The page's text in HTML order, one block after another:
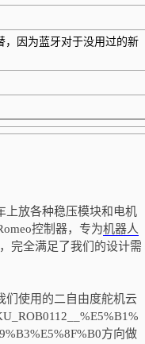
，因为蓝牙对于没用过的新
放各种稳压模块和电机
控制器，专为机器人
完全满足了我们的设计需
使用的二自由度舵机云
方向做